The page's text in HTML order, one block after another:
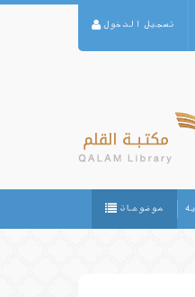
تسجيل الدخول
موضوعات